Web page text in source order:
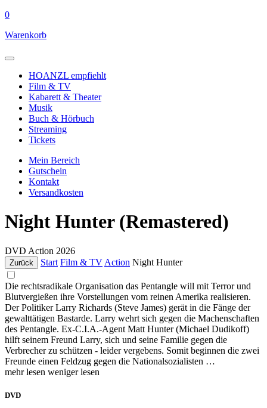
0
Warenkorb
HOANZL empfiehlt
Film & TV
Kabarett & Theater
Musik
Buch & Hörbuch
Streaming
Tickets
Mein Bereich
Gutschein
Kontakt
Versandkosten
Night Hunter (Remastered)
DVD Action 2026
Zurück Start Film & TV Action Night Hunter
Die rechtsradikale Organisation das Pentangle will mit Terror und
Blutvergießen ihre Vorstellungen vom reinen Amerika realisieren.
Der Politiker Larry Richards (Steve James) gerät in die Fänge der
gewalttätigen Bastarde. Larry wehrt sich gegen die Machenschaften
des Pentangle. Ex-C.I.A.-Agent Matt Hunter (Michael Dudikoff)
hilft seinem Freund Larry, sich und seine Familie gegen die
Verbrecher zu schützen - leider vergebens. Somit beginnen die zwei
Freunde einen Feldzug gegen die Nationalsozialisten …
mehr lesen weniger lesen
DVD